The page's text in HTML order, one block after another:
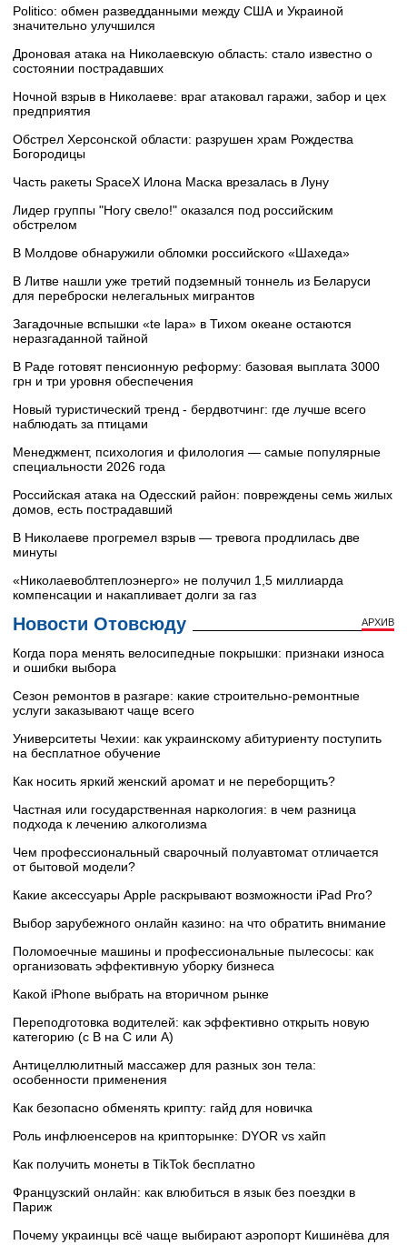
Politico: обмен разведданными между США и Украиной
значительно улучшился
Дроновая атака на Николаевскую область: стало известно о
состоянии пострадавших
Ночной взрыв в Николаеве: враг атаковал гаражи, забор и цех
предприятия
Обстрел Херсонской области: разрушен храм Рождества
Богородицы
Часть ракеты SpaceX Илона Маска врезалась в Луну
Лидер группы "Ногу свело!" оказался под российским
обстрелом
В Молдове обнаружили обломки российского «Шахеда»
В Литве нашли уже третий подземный тоннель из Беларуси
для переброски нелегальных мигрантов
Загадочные вспышки «te lapa» в Тихом океане остаются
неразгаданной тайной
В Раде готовят пенсионную реформу: базовая выплата 3000
грн и три уровня обеспечения
Новый туристический тренд - бердвотчинг: где лучше всего
наблюдать за птицами
Менеджмент, психология и филология — самые популярные
специальности 2026 года
Российская атака на Одесский район: повреждены семь жилых
домов, есть пострадавший
В Николаеве прогремел взрыв — тревога продлилась две
минуты
«Николаевоблтеплоэнерго» не получил 1,5 миллиарда
компенсации и накапливает долги за газ
Новости Отовсюду АРХИВ
Когда пора менять велосипедные покрышки: признаки износа
и ошибки выбора
Сезон ремонтов в разгаре: какие строительно-ремонтные
услуги заказывают чаще всего
Университеты Чехии: как украинскому абитуриенту поступить
на бесплатное обучение
Как носить яркий женский аромат и не переборщить?
Частная или государственная наркология: в чем разница
подхода к лечению алкоголизма
Чем профессиональный сварочный полуавтомат отличается
от бытовой модели?
Какие аксессуары Apple раскрывают возможности iPad Pro?
Выбор зарубежного онлайн казино: на что обратить внимание
Поломоечные машины и профессиональные пылесосы: как
организовать эффективную уборку бизнеса
Какой iPhone выбрать на вторичном рынке
Переподготовка водителей: как эффективно открыть новую
категорию (с B на C или А)
Антицеллюлитный массажер для разных зон тела:
особенности применения
Как безопасно обменять крипту: гайд для новичка
Роль инфлюенсеров на крипторынке: DYOR vs хайп
Как получить монеты в TikTok бесплатно
Французский онлайн: как влюбиться в язык без поездки в
Париж
Почему украинцы всё чаще выбирают аэропорт Кишинёва для